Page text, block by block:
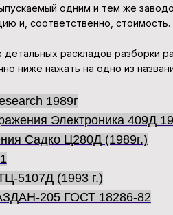
одним и тем же
и, соответственно, стоимость.
раскладов разборки
ниже нажать на одно из
1989г
Электроника 409Д
Садко Ц280Д (1989г.)
5107Д (1993 г.)
205 ГОСТ 18286-82